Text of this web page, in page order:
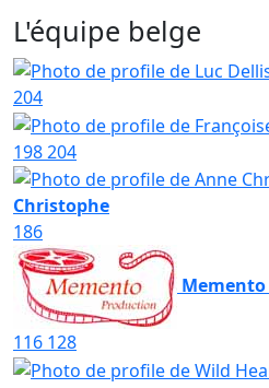
L'équipe belge
204
198204
Christophe
186
116 128